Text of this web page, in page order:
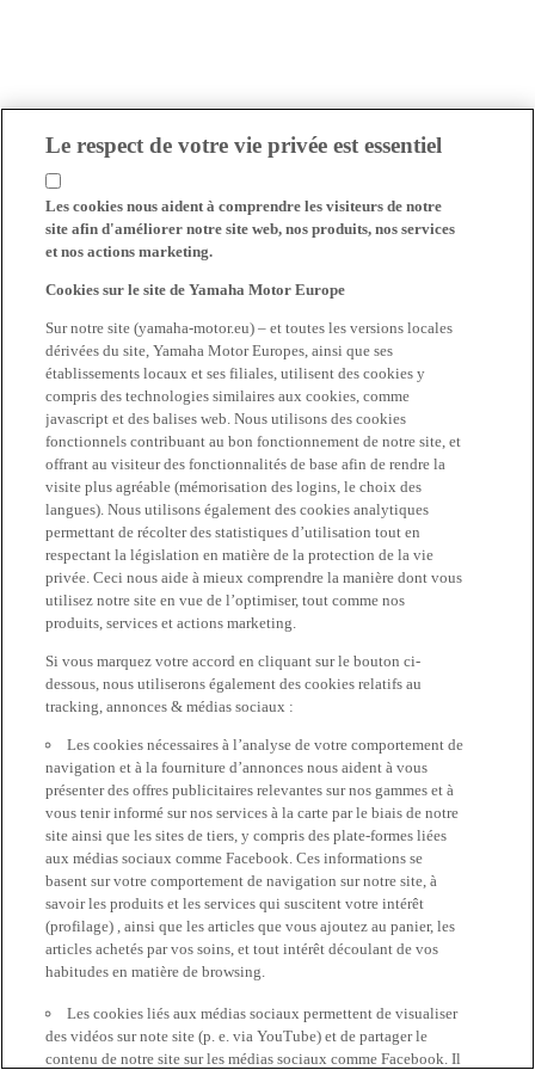
Le respect de votre vie privée est essentiel
Les cookies nous aident à comprendre les visiteurs de notre
site afin d'améliorer notre site web, nos produits, nos services
et nos actions marketing.
Cookies sur le site de Yamaha Motor Europe
Sur notre site (yamaha-motor.eu) – et toutes les versions locales
dérivées du site, Yamaha Motor Europes, ainsi que ses
établissements locaux et ses filiales, utilisent des cookies y
compris des technologies similaires aux cookies, comme
javascript et des balises web. Nous utilisons des cookies
fonctionnels contribuant au bon fonctionnement de notre site, et
offrant au visiteur des fonctionnalités de base afin de rendre la
visite plus agréable (mémorisation des logins, le choix des
langues). Nous utilisons également des cookies analytiques
permettant de récolter des statistiques d’utilisation tout en
respectant la législation en matière de la protection de la vie
privée. Ceci nous aide à mieux comprendre la manière dont vous
utilisez notre site en vue de l’optimiser, tout comme nos
produits, services et actions marketing.
Si vous marquez votre accord en cliquant sur le bouton ci-
dessous, nous utiliserons également des cookies relatifs au
tracking, annonces & médias sociaux :
Les cookies nécessaires à l’analyse de votre comportement de
navigation et à la fourniture d’annonces nous aident à vous
présenter des offres publicitaires relevantes sur nos gammes et à
vous tenir informé sur nos services à la carte par le biais de notre
site ainsi que les sites de tiers, y compris des plate-formes liées
aux médias sociaux comme Facebook. Ces informations se
basent sur votre comportement de navigation sur notre site, à
savoir les produits et les services qui suscitent votre intérêt
(profilage) , ainsi que les articles que vous ajoutez au panier, les
articles achetés par vos soins, et tout intérêt découlant de vos
habitudes en matière de browsing.
Les cookies liés aux médias sociaux permettent de visualiser
des vidéos sur note site (p. e. via YouTube) et de partager le
contenu de notre site sur les médias sociaux comme Facebook. Il